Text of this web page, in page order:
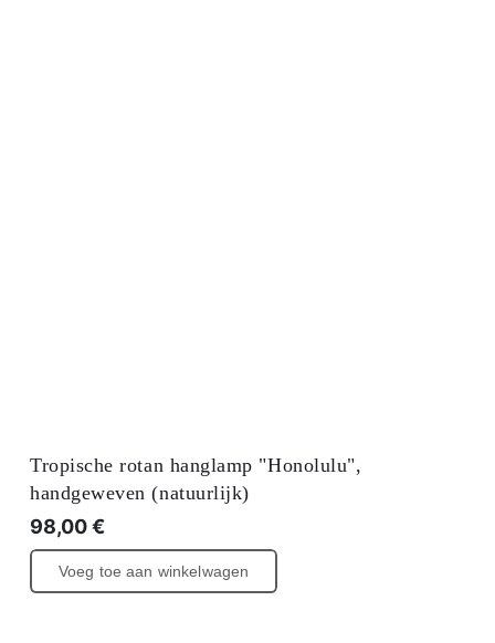
Tropische rotan hanglamp "Honolulu",
handgeweven (natuurlijk)
98,00€
Voeg toe aan winkelwagen